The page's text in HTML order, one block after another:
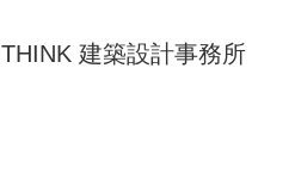
THINK 建築設計事務所